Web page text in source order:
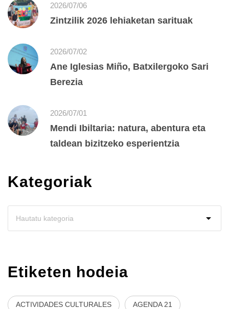
2026/07/06
Zintzilik 2026 lehiaketan sarituak
2026/07/02
Ane Iglesias Miño, Batxilergoko Sari
Berezia
2026/07/01
Mendi Ibiltaria: natura, abentura eta
taldean bizitzeko esperientzia
Kategoriak
Etiketen hodeia
ACTIVIDADES CULTURALES AGENDA 21